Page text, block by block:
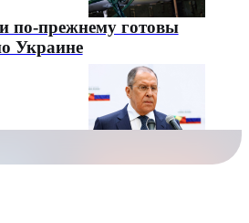
по-прежнему готовы
Украине